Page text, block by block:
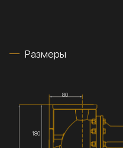
Размеры
80
180